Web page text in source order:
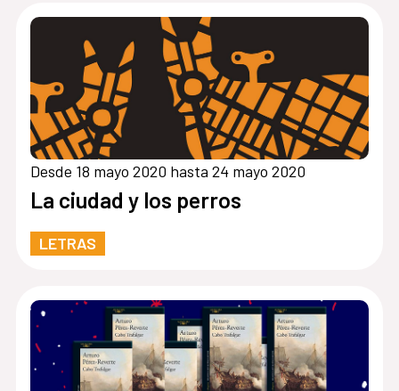
Desde 18 mayo 2020 hasta 24 mayo 2020
La ciudad y los perros
LETRAS